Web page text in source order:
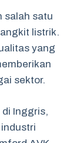
salah satu
listrik.
yang
sektor.
Inggris,